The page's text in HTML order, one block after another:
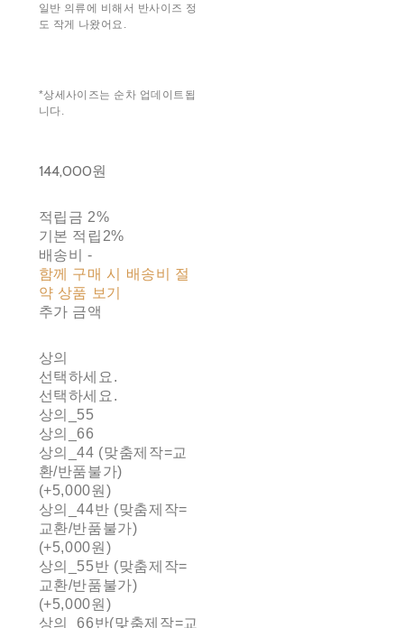
일반 의류에 비해서 반사이즈 정
도 작게 나왔어요.
*상세사이즈는 순차 업데이트됩
니다.
144,000원
적립금 2%
기본 적립 2%
배송비-
함께 구매 시 배송비 절
약 상품 보기
추가 금액
상의
선택하세요.
선택하세요.
상의_55
상의_66
상의_44 (맞춤제작=교
환/반품불가)
(+5,000원)
상의_44반 (맞춤제작=
교환/반품불가)
(+5,000원)
상의_55반 (맞춤제작=
교환/반품불가)
(+5,000원)
상의_66반(맞춤제작=교